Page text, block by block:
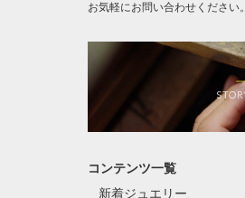
お気軽にお問い合わせください。
コンテンツ一覧
新着ジュエリー